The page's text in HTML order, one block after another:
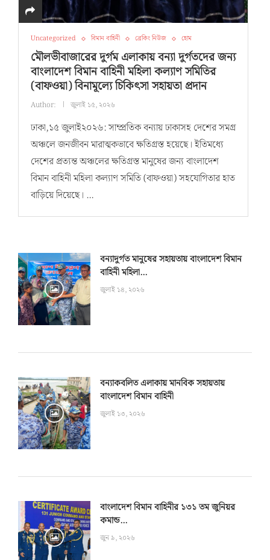
Uncategorized বিমান বাহিনী ব্রেকিং নিউজ হোম
মৌলভীবাজারের দুর্গম এলাকায় বন্যা দুর্গতদের জন্য
বাংলাদেশ বিমান বাহিনী মহিলা কল্যাণ সমিতির
(বাফওয়া) বিনামূল্যে চিকিৎসা সহায়তা প্রদান
Author: জুলাই ১৫, ২০২৬
ঢাকা,১৫ জুলাই২০২৬: সাম্প্রতিক বন্যায় ঢাকাসহ দেশের সমগ্র
অঞ্চলে জনজীবন মারাত্মকভাবে ক্ষতিগ্রস্ত হয়েছে। ইতিমধ্যে
দেশের প্রত্যন্ত অঞ্চলের ক্ষতিগ্রস্ত মানুষের জন্য বাংলাদেশ
বিমান বাহিনী মহিলা কল্যাণ সমিতি (বাফওয়া) সহযোগিতার হাত
বাড়িয়ে দিয়েছে। …
বন্যাদুর্গত মানুষের সহায়তায় বাংলাদেশ বিমান
বাহিনী মহিলা...
জুলাই ১৪, ২০২৬
বন্যাকবলিত এলাকায় মানবিক সহায়তায়
বাংলাদেশ বিমান বাহিনী
জুলাই ১৩, ২০২৬
বাংলাদেশ বিমান বাহিনীর ১৩১ তম জুনিয়র
কমান্ড...
জুন ৯, ২০২৬